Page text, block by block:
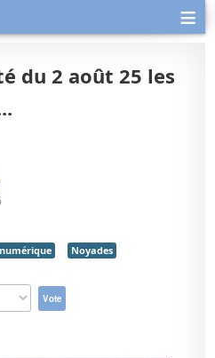
≡
du 2 août 25 les
Noyades